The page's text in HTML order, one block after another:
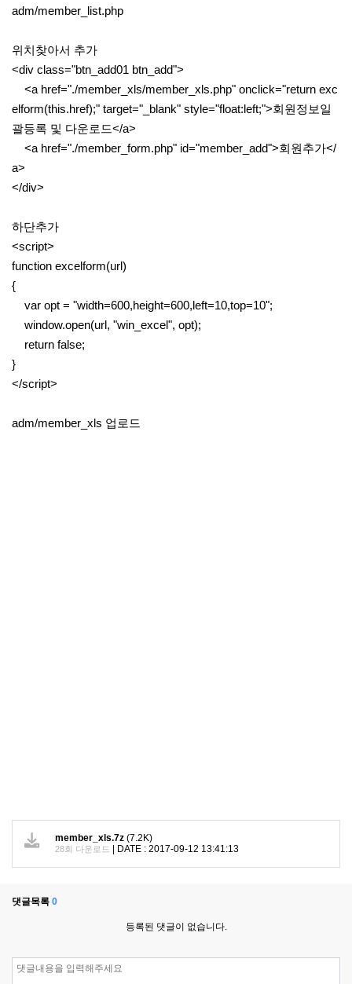
adm/member_list.php
위치찾아서 추가
<div class="btn_add01 btn_add">
<a href="./member_xls/member_xls.php" onclick="return exc
elform(this.href);" target="_blank" style="float:left;">회원정보일
괄등록 및 다운로드</a>
<a href="./member_form.php" id="member_add">회원추가</
a>
</div>
하단추가
<script>
function excelform(url)
{
var opt = "width=600,height=600,left=10,top=10";
window.open(url, "win_excel", opt);
return false;
}
</script>
adm/member_xls 업로드
member_xls.7z (7.2K)
28회 다운로드 | DATE : 2017-09-12 13:41:13
댓글목록 0
등록된 댓글이 없습니다.